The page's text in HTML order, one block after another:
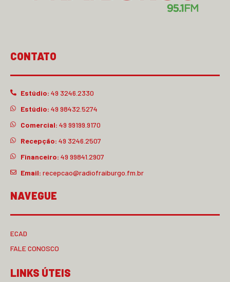
CONTATO
Estúdio: 49 3246.2330
Estúdio: 49 98432.5274
Comercial: 49 99199.9170
Recepção: 49 3246.2507
Financeiro: 49 99841.2907
Email: recepcao@radiofraiburgo.fm.br
NAVEGUE
ECAD
FALE CONOSCO
LINKS ÚTEIS